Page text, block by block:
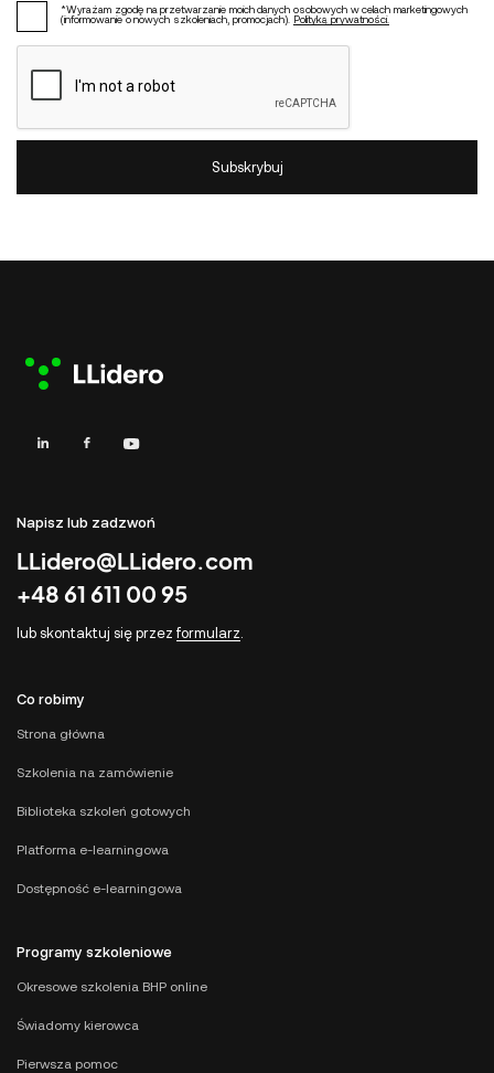
*Wyrażam zgodę na przetwarzanie moich danych osobowych w celach marketingowych
(informowanie o nowych szkoleniach, promocjach). Polityką prywatności.
Napisz lub zadzwoń
LLidero@LLidero.com
+48 61 611 00 95
lub skontaktuj się przez formularz.
Co robimy
Strona główna
Szkolenia na zamówienie
Biblioteka szkoleń gotowych
Platforma e-learningowa
Dostępność e-learningowa
Programy szkoleniowe
Okresowe szkolenia BHP online
Świadomy kierowca
Pierwsza pomoc